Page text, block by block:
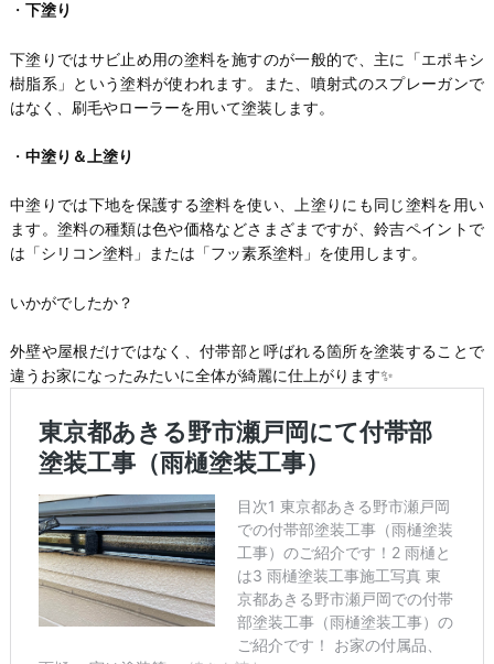
・ 下塗り
下塗りではサビ止め用の塗料を施すのが一般的で、主に「エポキシ
樹脂系」という塗料が使われます。また、噴射式のスプレーガンで
はなく、刷毛やローラーを用いて塗装します。
・ 中塗り＆上塗り
中塗りでは下地を保護する塗料を使い、上塗りにも同じ塗料を用い
ます。塗料の種類は色や価格などさまざまですが、鈴吉ペイントで
は「シリコン塗料」または「フッ素系塗料」を使用します。
いかがでしたか？
外壁や屋根だけではなく、付帯部と呼ばれる箇所を塗装することで
違うお家になったみたいに全体が綺麗に仕上がります✨